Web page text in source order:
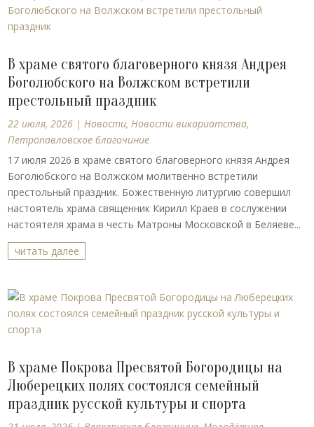
В храме святого благоверного князя Андрея
Боголюбского на Волжском встретили
престольный праздник
22 июля, 2026 |Новости,Новости викариатства,
Петропавловское благочиние
17 июля 2026 в храме святого благоверного князя Андрея
Боголюбского на Волжском молитвенно встретили
престольный праздник. Божественную литургию совершил
настоятель храма священник Кирилл Краев в сослужении
настоятеля храма в честь Матроны Московской в Беляеве...
читать далее
В храме Покрова Пресвятой Богородицы на
Люберецких полях состоялся семейный
праздник русской культуры и спорта